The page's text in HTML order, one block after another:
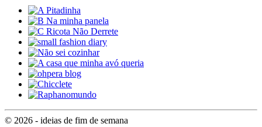
© 2026 - ideias de fim de semana